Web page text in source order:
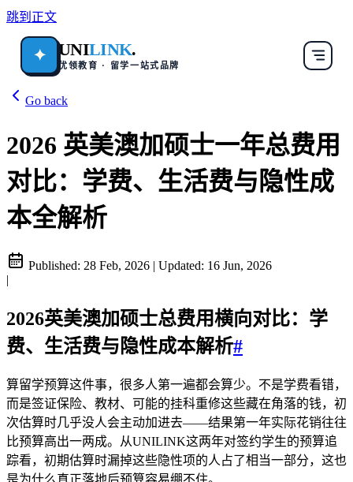
跳到正文
✦ UNILINK.
优领教育 · 留学一站式品牌
Go back
2026 英美澳加硕士一年总费用
对比：学费、生活费与隐性成
本全解析
Published: 28 Feb, 2026 | Updated: 16 Jun, 2026
|
2026英美澳加硕士总费用横向对比：学
费、生活费与隐性成本解析#
算留学预算这件事，很多人第一遍都会算少。不是学费看错，
而是签证保险、教材、可能的挂科重修这些藏在角落的钱，初
次估算时几乎没人会主动加进去——结果第一年实际花销往往
比预算高出一两成。从UNILINK这两年对签约学生的预算追
踪看，初期估算时漏掉这些隐性项的人占了相当一部分，这也
是为什么真正落地后预算容易绷不住。